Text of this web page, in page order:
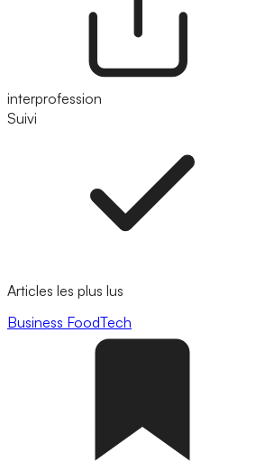
interprofession
Suivi
Articles les plus lus
Business FoodTech